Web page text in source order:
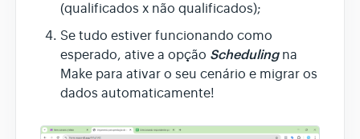
(qualificados x não qualificados);
Se tudo estiver funcionando como
esperado, ative a opção Schedulingna
Make para ativar o seu cenário e migrar os
dados automaticamente!